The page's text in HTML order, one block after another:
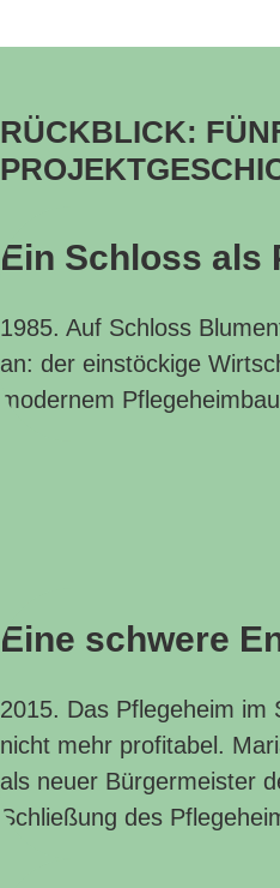
RÜCKBLICK:
Ein Schloss als
1985. Auf Schloss
an: der einstöckige
modernem
Eine schwere
2015. Das Pflegeheim im
nicht mehr profitabel.
als neuer Bürgermeister
Schließung des